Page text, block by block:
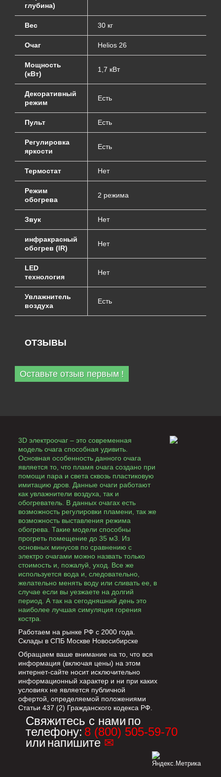
глубина)
Вес 30 кг
Очаг Helios 26
Мощность
(кВт)
1,7 кВт
Декоративный
режим
Есть
Пульт Есть
Регулировка
яркости
Есть
Термостат Нет
Режим
обогрева
2 режима
Звук Нет
инфракрасный
обогрев (IR)
Нет
LED
технология
Нет
Увлажнитель
воздуха
Есть
ОТЗЫВЫ
Оставьте отзыв первым !
3D электроочаг – это современная
модель очага способная удивить.
Основная особенность данного очага
является то, что пламя очага создано при
помощи пара и света сквозь пластиковую
имитацию дров. Данные очаги работают
как увлажнители воздуха, так и
обогреватель. В данных очагах есть
возможность регулировки пламени, так же
возможность выставления режима
обогрева. Такие модели способны
прогреть помещение до 35 м3. Из
основных минусов по сравнению с
электро очагами можно назвать только
стоимость и, пожалуй, уход. Все же
используется вода и, следовательно,
желательно менять воду или сливать ее, в
случае если вы уезжаете на долгий
период. А так на сегодняшний день это
наиболее лучшая симуляция горения
костра.
Работаем на рынке РФ с 2000 года.
Склады в СПБ Москве Новосибирске
Обращаем ваше внимание на то, что вся
информация (включая цены) на этом
интернет-сайте носит исключительно
информационный характер и ни при каких
условиях не является публичной
офертой, определяемой положениями
Статьи 437 (2) Гражданского кодекса РФ.
Свяжитесь с нами по
телефону: 8 (800) 505-59-70
или напишите